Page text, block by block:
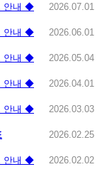
안내 ◆ 2026.07.01
안내 ◆ 2026.06.01
안내 ◆ 2026.05.04
안내 ◆ 2026.04.01
안내 ◆ 2026.03.03
2026.02.25
안내 ◆ 2026.02.02